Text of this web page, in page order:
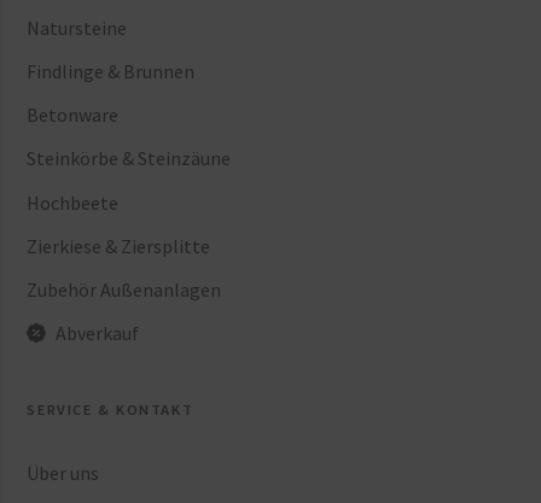
Natursteine
Findlinge & Brunnen
Betonware
Steinkörbe & Steinzäune
Hochbeete
Zierkiese & Ziersplitte
Zubehör Außenanlagen
Abverkauf
SERVICE & KONTAKT
Über uns